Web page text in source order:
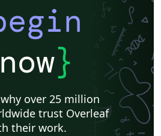
now}
over 25 million
trust Overleaf
their work.